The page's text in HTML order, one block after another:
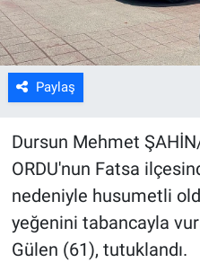
Paylaş
Dursun Mehmet
ORDU'nun Fatsa
nedeniyle husumetli
yeğenini tabancayla
Gülen (61), tutuklandı.
Genel